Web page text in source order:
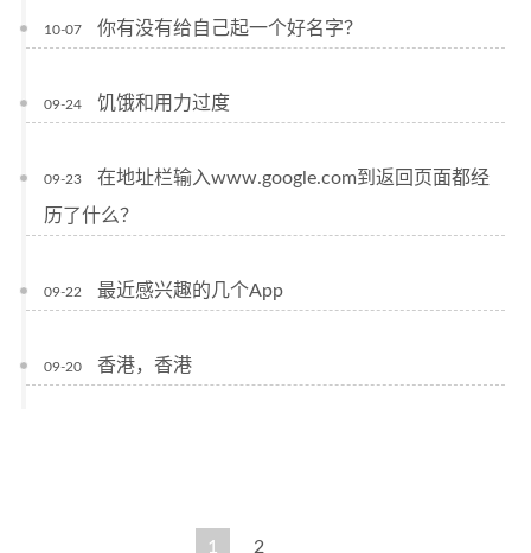
10-07 你有没有给自己起一个好名字？
09-24 饥饿和用力过度
09-23
在地址栏输入www.google.com到返回页面都经
历了什么？
09-22 最近感兴趣的几个App
09-20 香港，香港
1 2